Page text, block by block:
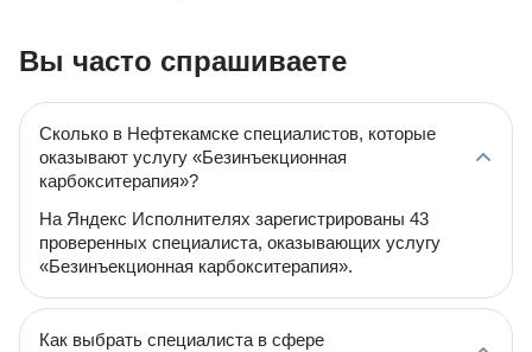
Вы часто спрашиваете
Сколько в Нефтекамске специалистов, которые
оказывают услугу «Безинъекционная
карбокситерапия»?
На Яндекс Исполнителях зарегистрированы 43
проверенных специалиста, оказывающих услугу
«Безинъекционная карбокситерапия».
Как выбрать специалиста в сфере